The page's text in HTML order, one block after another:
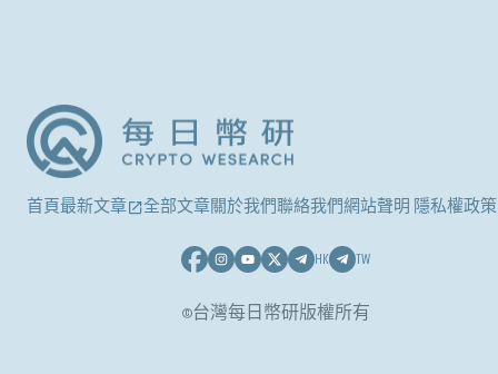
首頁最新文章 全部文章關於我們聯絡我們網站聲明 隱私權政策
HK TW
©台灣每日幣研版權所有